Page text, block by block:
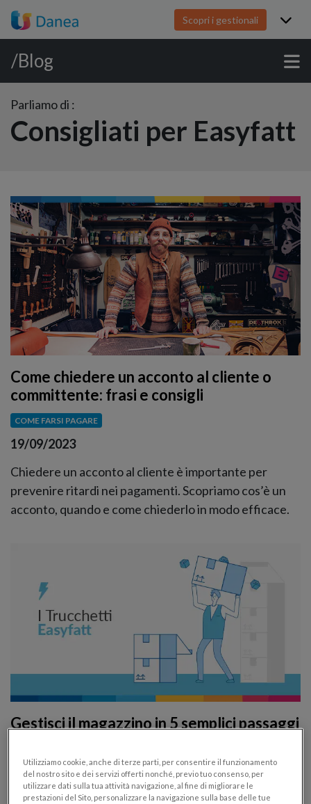
Scopri i gestionali
/Blog
Parliamo di :
Consigliati per Easyfatt
Come chiedere un acconto al cliente o
committente: frasi e consigli
COME FARSI PAGARE
19/09/2023
Chiedere un acconto al cliente è importante per
prevenire ritardi nei pagamenti. Scopriamo cos’è un
acconto, quando e come chiederlo in modo efficace.
Gestisci il magazzino in 5 semplici passaggi
EASYFATT GESTIONE MAGAZZINO
13/09/2023
Utilizziamo cookie, anche di terze parti, per consentire il funzionamento
del nostro sito e dei servizi offerti nonché, previo tuo consenso, per
utilizzare dati sulla tua attività navigazione, al fine di migliorare le
prestazioni del Sito, personalizzare la navigazione sulla base delle tue